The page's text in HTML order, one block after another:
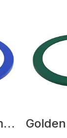
Kendriya Trampolines Blauw